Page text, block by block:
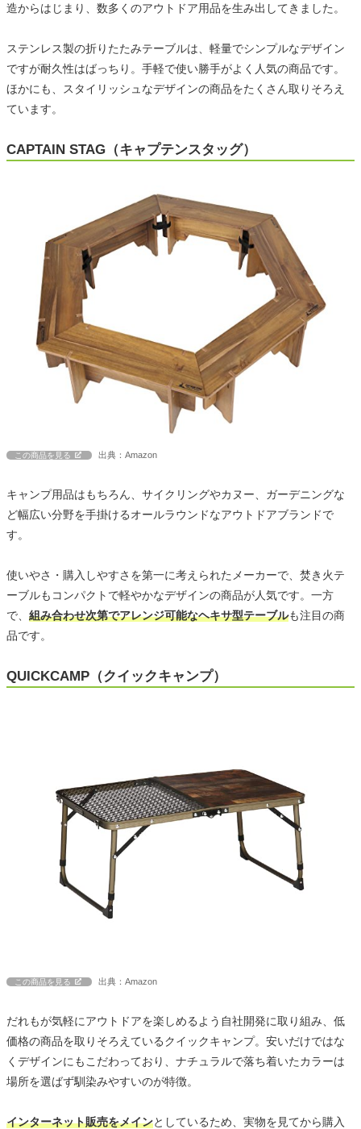
造からはじまり、数多くのアウトドア用品を生み出してきました。
ステンレス製の折りたたみテーブルは、軽量でシンプルなデザイン
ですが耐久性はばっちり。手軽で使い勝手がよく人気の商品です。
ほかにも、スタイリッシュなデザインの商品をたくさん取りそろえ
ています。
CAPTAIN STAG（キャプテンスタッグ）
この商品を見る 出典：Amazon
キャンプ用品はもちろん、サイクリングやカヌー、ガーデニングな
ど幅広い分野を手掛けるオールラウンドなアウトドアブランドで
す。
使いやさ・購入しやすさを第一に考えられたメーカーで、焚き火テ
ーブルもコンパクトで軽やかなデザインの商品が人気です。一方
で、 組み合わせ次第でアレンジ可能なヘキサ型テーブルも注目の商
品です。
QUICKCAMP（クイックキャンプ）
この商品を見る 出典：Amazon
だれもが気軽にアウトドアを楽しめるよう自社開発に取り組み、低
価格の商品を取りそろえているクイックキャンプ。安いだけではな
くデザインにもこだわっており、ナチュラルで落ち着いたカラーは
場所を選ばず馴染みやすいのが特徴。
インターネット販売をメインとしているため、実物を見てから購入